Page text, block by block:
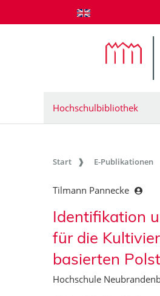
zum Inhalt springen
Hochschulbibliothek
Start E-Publikationen
Tilmann Pannecke
Identifikation
für die
basierten
Hochschule